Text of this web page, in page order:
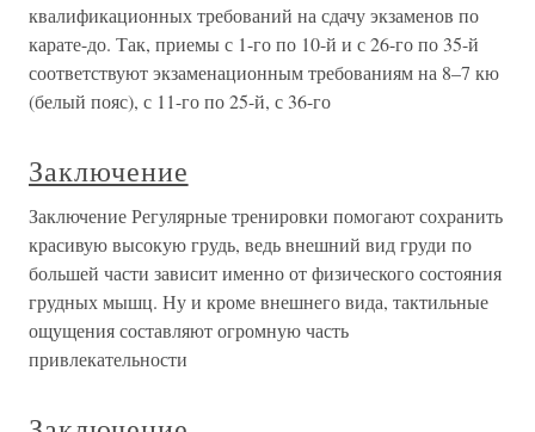
квалификационных требований на сдачу экзаменов по
карате-до. Так, приемы с 1-го по 10-й и с 26-го по 35-й
соответствуют экзаменационным требованиям на 8–7 кю
(белый пояс), с 11-го по 25-й, с 36-го
Заключение
Заключение Регулярные тренировки помогают сохранить
красивую высокую грудь, ведь внешний вид груди по
большей части зависит именно от физического состояния
грудных мышц. Ну и кроме внешнего вида, тактильные
ощущения составляют огромную часть
привлекательности